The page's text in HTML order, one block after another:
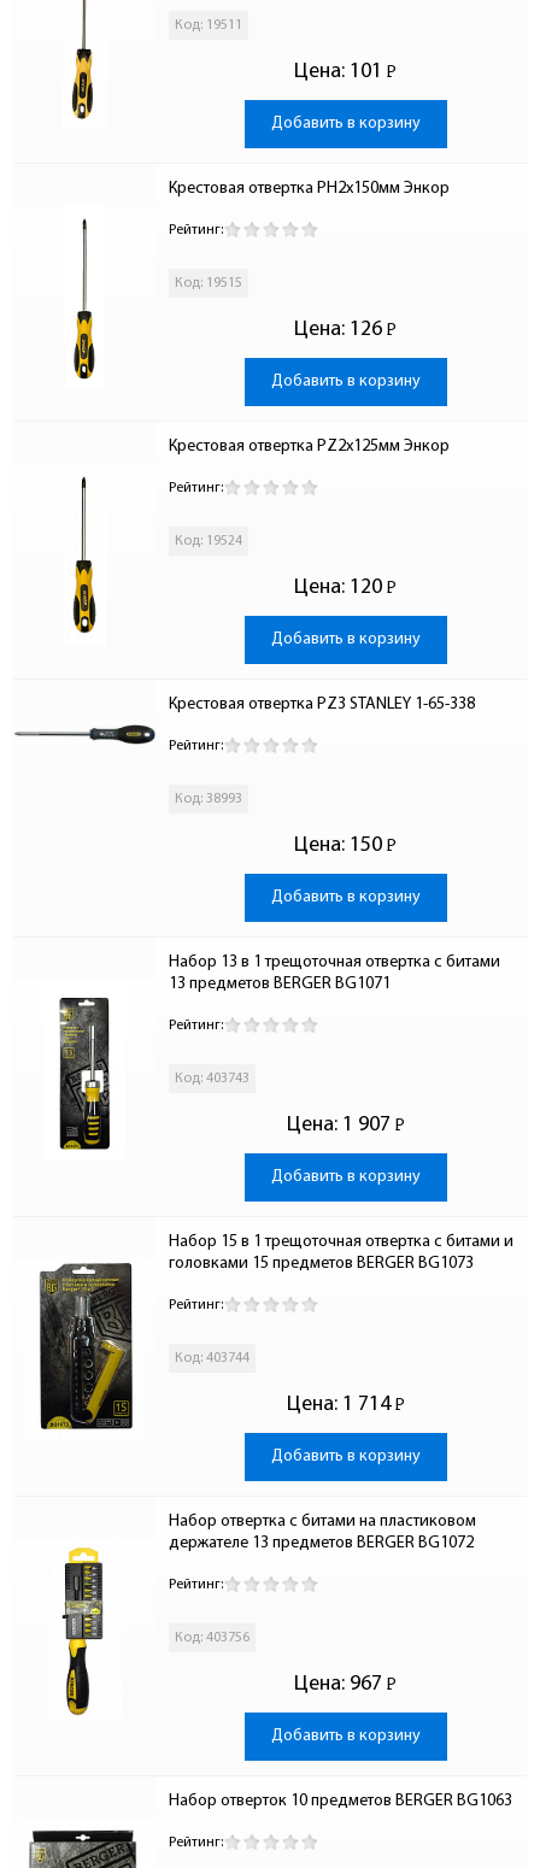
Код: 19511
Цена: 101 Р
-
Добавить в корзину
Крестовая отвертка PH2х150мм Энкор
Рейтинг:
Код: 19515
Цена: 126 Р
-
Добавить в корзину
Крестовая отвертка PZ2х125мм Энкор
Рейтинг:
Код: 19524
Цена: 120 Р
-
Добавить в корзину
Крестовая отвертка PZ3 STANLEY 1-65-338
Рейтинг:
Код: 38993
Цена: 150 Р
-
Добавить в корзину
Набор 13 в 1 трещоточная отвертка с битами
13 предметов BERGER BG1071
Рейтинг:
Код: 403743
Цена: 1 907 Р
-
Добавить в корзину
Набор 15 в 1 трещоточная отвертка с битами и
головками 15 предметов BERGER BG1073
Рейтинг:
Код: 403744
Цена: 1 714 Р
-
Добавить в корзину
Набор отвертка с битами на пластиковом
держателе 13 предметов BERGER BG1072
Рейтинг:
Код: 403756
Цена: 967 Р
-
Добавить в корзину
Набор отверток 10 предметов BERGER BG1063
Рейтинг: